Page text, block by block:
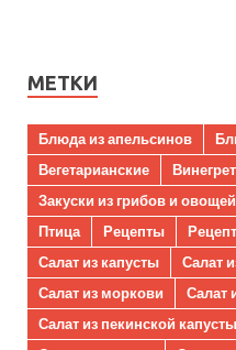
МЕТКИ
Блюда из апельсинов
Вегетарианские
Винегрет
Закуски из грибов и овощей
Птица
Рецепты
Салат из капусты
Салат
Салат из моркови
Салат
Салат из пекинской капусты